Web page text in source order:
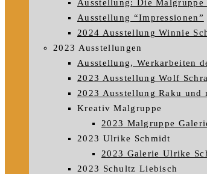
Ausstellung: Die
Ausstellung “Impressionen”
2024 Ausstellung Winnie
2023 Ausstellungen
Ausstellung, Werkarbeiten
2023 Ausstellung Wolf
2023 Ausstellung Raku und
Kreativ Malgruppe
2023 Malgruppe
2023 Ulrike Schmidt
2023 Galerie Ulrike
2023 Schultz Liebisch